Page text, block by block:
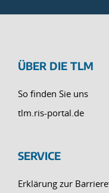
ÜBER DIE TLM
So finden Sie uns
tlm.ris-portal.de
SERVICE
Erklärung zur